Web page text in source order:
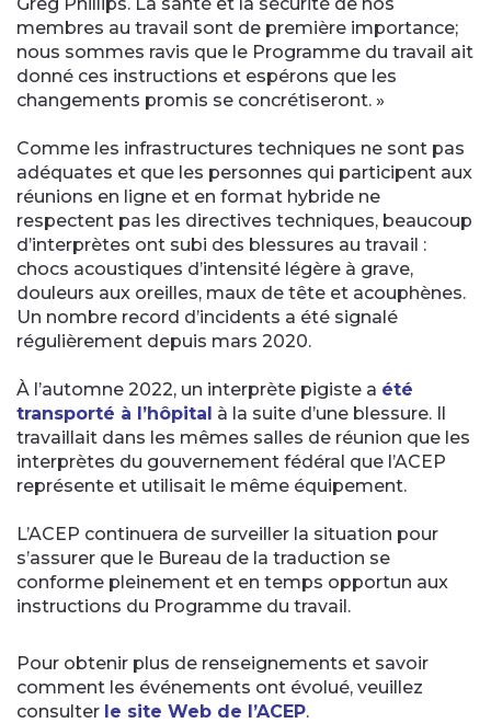
membres au travail sont de première importance;
nous sommes ravis que le Programme du travail ait
donné ces instructions et espérons que les
changements promis se concrétiseront. »
Comme les infrastructures techniques ne sont pas
adéquates et que les personnes qui participent aux
réunions en ligne et en format hybride ne
respectent pas les directives techniques, beaucoup
d’interprètes ont subi des blessures au travail :
chocs acoustiques d’intensité légère à grave,
douleurs aux oreilles, maux de tête et acouphènes.
Un nombre record d’incidents a été signalé
régulièrement depuis mars 2020.
À l’automne 2022, un interprète pigiste a été
transporté à l’hôpital à la suite d’une blessure. Il
travaillait dans les mêmes salles de réunion que les
interprètes du gouvernement fédéral que l’ACEP
représente et utilisait le même équipement.
L’ACEP continuera de surveiller la situation pour
s’assurer que le Bureau de la traduction se
conforme pleinement et en temps opportun aux
instructions du Programme du travail.
Pour obtenir plus de renseignements et savoir
comment les événements ont évolué, veuillez
consulter le site Web de l’ACEP.